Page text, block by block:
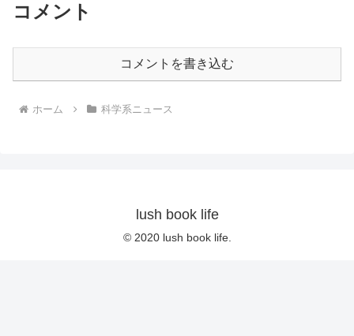
コメント
コメントを書き込む
ホーム 科学系ニュース
lush book life
© 2020 lush book life.